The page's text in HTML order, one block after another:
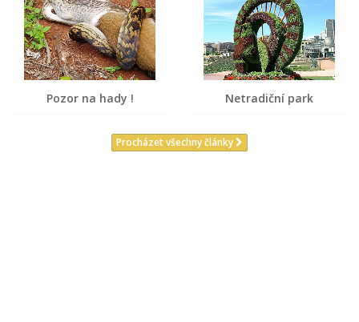
Pozor na hady ! Netradiční park
Procházet všechny články